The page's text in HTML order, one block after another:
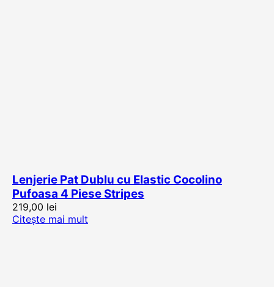
Lenjerie Pat Dublu cu Elastic Cocolino
Pufoasa 4 Piese Stripes
219,00 lei
Citește mai mult